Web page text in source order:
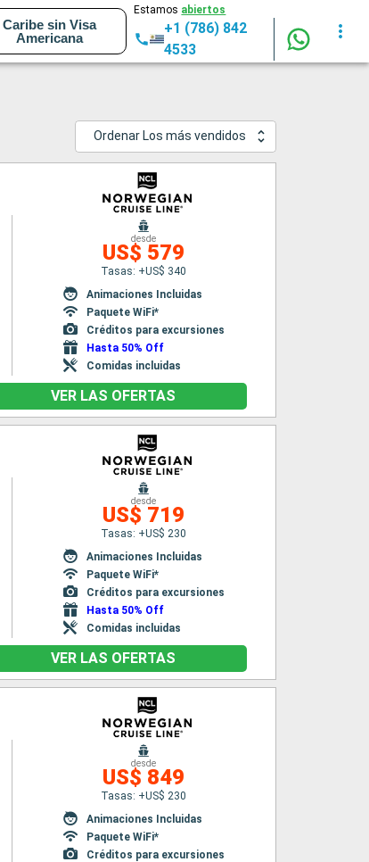
Caribe sin Visa
Americana
Estamos abiertos
+1 (786) 842
4533
Ordenar Los más vendidos
desde
US$ 579
Tasas: +US$ 340
Animaciones Incluidas
Paquete WiFi*
Créditos para excursiones
Hasta 50% Off
Comidas incluidas
VER LAS OFERTAS
desde
US$ 719
Tasas: +US$ 230
Animaciones Incluidas
Paquete WiFi*
Créditos para excursiones
Hasta 50% Off
Comidas incluidas
VER LAS OFERTAS
desde
US$ 849
Tasas: +US$ 230
Animaciones Incluidas
Paquete WiFi*
Créditos para excursiones